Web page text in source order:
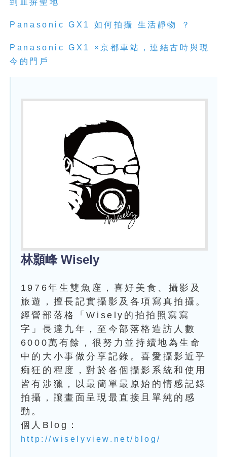
Panasonic GX1 如何拍攝 生活靜物 ？
Panasonic GX1 ×京都車站，連結古時與現
今的門戶
林顥峰 Wisely
1976年生雙魚座，喜好美食、攝影及
旅遊，擅長記實攝影及各項寫真拍攝。
經營部落格「Wisely的拍拍照寫寫
字」長達九年，至今部落格造訪人數
6000萬有餘，很努力並持續地為生命
中的大小事做分享記錄。喜愛攝影近乎
痴狂的程度，對於各個攝影系統和使用
皆有涉獵，以最簡單最原始的情感記錄
拍攝，讓畫面呈現最直接且單純的感
動。
個人Blog：
http://wiselyview.net/blog/